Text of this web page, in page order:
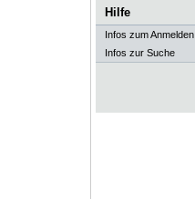
Hilfe
Infos zum Anmelden
Infos zur Suche